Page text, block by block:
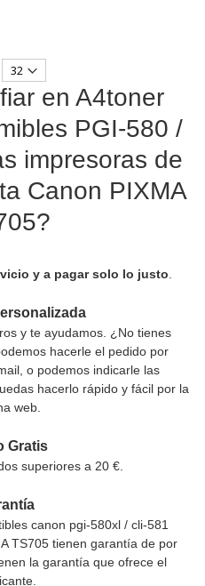
en A4toner
PGI-580 /
impresoras de
Canon PIXMA
y a pagar solo lo justo
y te ayudamos. ¿No tienes
hacerle el pedido por
o podemos indicarle las
hacerlo rápido y fácil por la
web.
Gratis
superiores a 20 €.
canon pgi-580xl / cli-581
TS705 tienen garantía de por
la garantía que ofrece el